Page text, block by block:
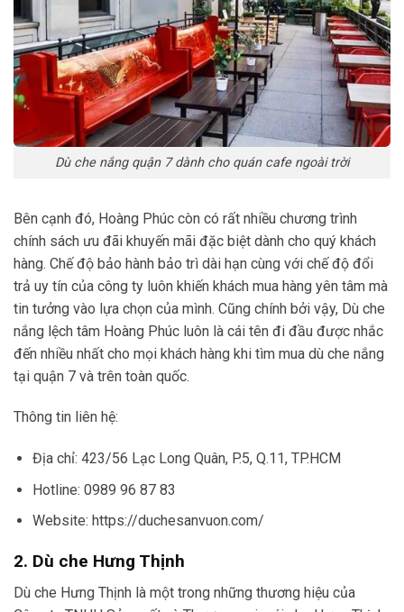
Dù che nắng quận 7 dành cho quán cafe ngoài trời
Bên cạnh đó, Hoàng Phúc còn có rất nhiều chương trình
chính sách ưu đãi khuyến mãi đặc biệt dành cho quý khách
hàng. Chế độ bảo hành bảo trì dài hạn cùng với chế độ đổi
trả uy tín của công ty luôn khiến khách mua hàng yên tâm mà
tin tưởng vào lựa chọn của mình. Cũng chính bởi vậy, Dù che
nắng lệch tâm Hoàng Phúc luôn là cái tên đi đầu được nhắc
đến nhiều nhất cho mọi khách hàng khi tìm mua dù che nắng
tại quận 7 và trên toàn quốc.
Thông tin liên hệ:
Địa chỉ: 423/56 Lạc Long Quân, P.5, Q.11, TP.HCM
Hotline: 0989 96 87 83
Website: https://duchesanvuon.com/
2. Dù che Hưng Thịnh
Dù che Hưng Thịnh là một trong những thương hiệu của